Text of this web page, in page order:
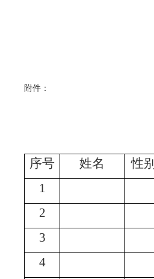
附件：
序号 姓名 性别
1
2
3
4